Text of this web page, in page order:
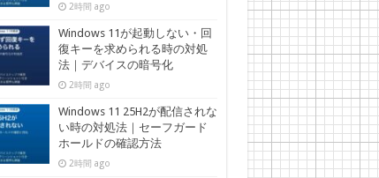
2時間 ago
Windows 11が起動しない・回
復キーを求められる時の対処
法｜デバイスの暗号化
2時間 ago
Windows 11 25H2が配信されな
い時の対処法｜セーフガード
ホールドの確認方法
2時間 ago